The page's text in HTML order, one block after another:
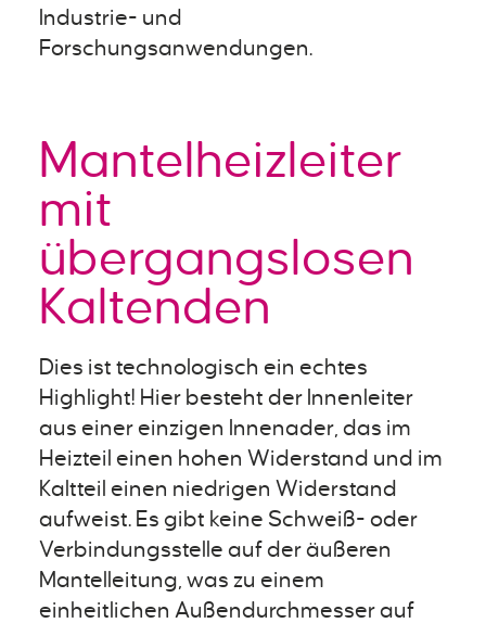
Industrie- und
Forschungsanwendungen.
Mantelheizleiter
mit
übergangslosen
Kaltenden
Dies ist technologisch ein echtes
Highlight! Hier besteht der Innenleiter
aus einer einzigen Innenader, das im
Heizteil einen hohen Widerstand und im
Kaltteil einen niedrigen Widerstand
aufweist. Es gibt keine Schweiß- oder
Verbindungsstelle auf der äußeren
Mantelleitung, was zu einem
einheitlichen Außendurchmesser auf